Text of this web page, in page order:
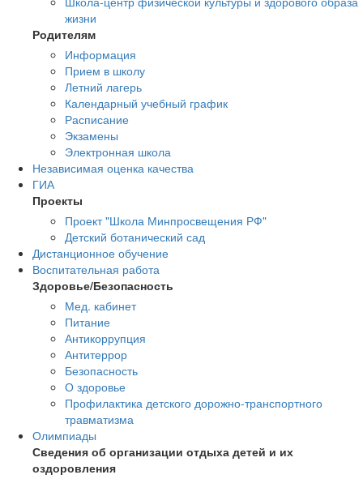
жизни
Родителям
Информация
Прием в школу
Летний лагерь
Календарный учебный график
Расписание
Экзамены
Электронная школа
Независимая оценка качества
ГИА
Проекты
Проект "Школа Минпросвещения РФ"
Детский ботанический сад
Дистанционное обучение
Воспитательная работа
Здоровье/Безопасность
Мед. кабинет
Питание
Антикоррупция
Антитеррор
Безопасность
О здоровье
Профилактика детского дорожно-транспортного
травматизма
Олимпиады
Сведения об организации отдыха детей и их
оздоровления